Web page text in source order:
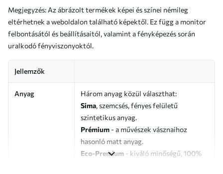
Megjegyzés: Az ábrázolt termékek képei és színei némileg
eltérhetnek a weboldalon található képektől. Ez függ a monitor
felbontásától és beállításaitól, valamint a fényképezés során
uralkodó fényviszonyoktól.
Jellemzők
Anyag
Három anyag közül választhat:
Sima, szemcsés, fényes felületű
szintetikus anyag.
Prémium - a művészek vásznaihoz
hasonló matt anyag.
Eco-Premium - kiváló minőségű, 100%